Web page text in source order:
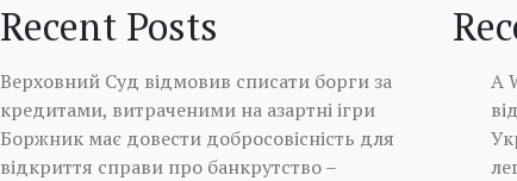
Recent Posts
Верховний Суд відмовив списати борги за
кредитами, витраченими на азартні ігри
Боржник має довести добросовісність для
відкриття справи про банкрутство –
A